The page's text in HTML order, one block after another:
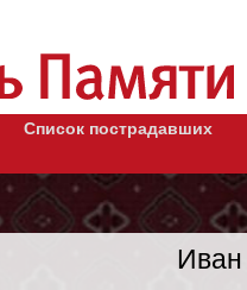
Список пострадавших